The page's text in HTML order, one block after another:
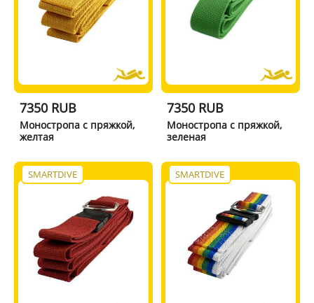
7350 RUB
Моностропа с пряжкой,
желтая
7350 RUB
Моностропа с пряжкой,
зеленая
SMARTDIVE SMARTDIVE